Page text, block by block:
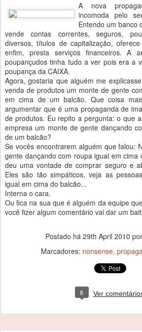
A nova
incomoda pelo
Entendo um banco
vende contas correntes, seguros,
diversos, títulos de capitalização,
enfim, presta serviços financeiros. A
poupançudos tinha tudo a ver pois era a
poupança da CAIXA.
Agora, gostaria que alguém me
venda de produtos um monte de gente
em cima de um balcão. Que coisa
argumentar que é uma propaganda de
de produtos. Eu repito a pergunta: o que
empresa um monte de gente dançando
de um balcão?
Se vocês encontrarem alguém que falou:
gente dançando com roupa igual em cima
deu uma vontade de comprar seguro e
Eles são tão simpáticos, veja as
igual em cima do balcão...
Interna o cara.
Ou fica na sua que é alguém da equipe
você fizer algum comentário vai dar um
Postado há 29th April 2010 por
Marcadores: nonsense
8 Ver